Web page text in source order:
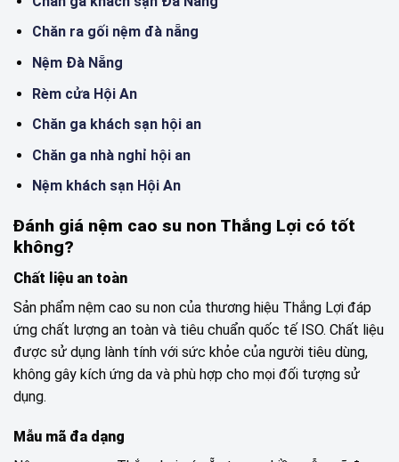
Chăn ra gối nệm đà nẵng
Nệm Đà Nẵng
Rèm cửa Hội An
Chăn ga khách sạn hội an
Chăn ga nhà nghỉ hội an
Nệm khách sạn Hội An
Đánh giá nệm cao su non Thắng Lợi có tốt
không?
Chất liệu an toàn
Sản phẩm nệm cao su non của thương hiệu Thắng Lợi đáp
ứng chất lượng an toàn và tiêu chuẩn quốc tế ISO. Chất liệu
được sử dụng lành tính với sức khỏe của người tiêu dùng,
không gây kích ứng da và phù hợp cho mọi đối tượng sử
dụng.
Mẫu mã đa dạng